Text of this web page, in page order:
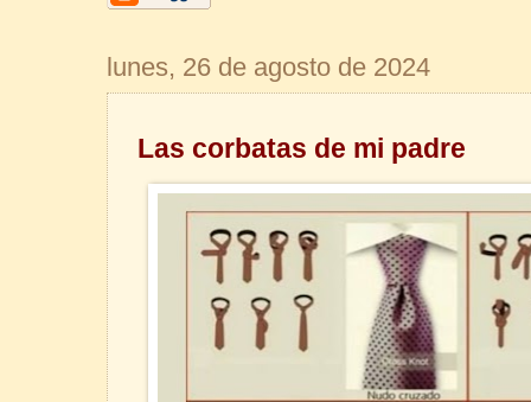
lunes, 26 de agosto de 2024
Las corbatas de mi padre